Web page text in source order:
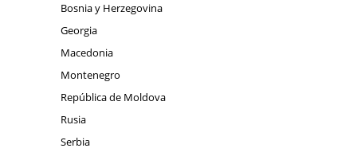
Bosnia y Herzegovina
Georgia
Macedonia
Montenegro
República de Moldova
Rusia
Serbia